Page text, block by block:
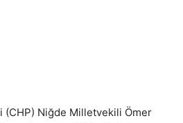
(CHP) Niğde Milletvekili Ömer